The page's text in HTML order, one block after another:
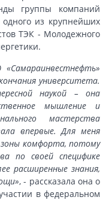
группы компаний
из крупнейших
ТЭК - Молодежного
университета.
наукой – она
мышление и
мастерства
впервые. Для меня
комфорта, потому
по своей специфике
расширенные знания,
, - рассказала она о
в федеральном